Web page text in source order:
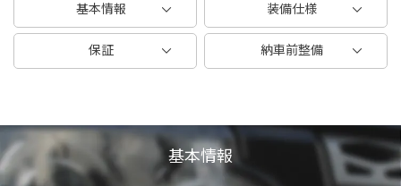
基本情報 装備仕様
保証 納車前整備
基本情報